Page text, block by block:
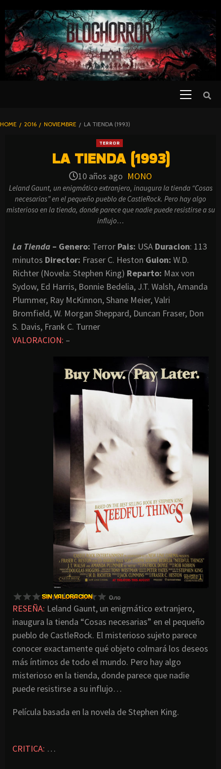
TO
CONTENT
BLOGHORROR
HOME 2016 NOVIEMBRE LA TIENDA (1993)
TERROR
LA TIENDA (1993)
10 años ago MONO
Leland Gaunt, un enigmático extranjero, inaugura la tienda “Cosas
necesarias” en el pequeño pueblo de CastleRock. Pero hay algo
misterioso en la tienda, donde parece que nadie puede resistirse a su
influjo…
La Tienda – Genero: Terror Pais: USA Duracion: 113
minutos Director: Fraser C. Heston Guion: W.D.
Richter (Novela: Stephen King) Reparto: Max von
Sydow, Ed Harris, Bonnie Bedelia, J.T. Walsh, Amanda
Plummer, Ray McKinnon, Shane Meier, Valri
Bromfield, W. Morgan Sheppard, Duncan Fraser, Don
S. Davis, Frank C. Turner
VALORACION: –
RESEÑA: Leland Gaunt, un enigmático extranjero,
inaugura la tienda “Cosas necesarias” en el pequeño
pueblo de CastleRock. El misterioso sujeto parece
conocer exactamente qué objeto colmará los deseos
más íntimos de todo el mundo. Pero hay algo
misterioso en la tienda, donde parece que nadie
puede resistirse a su influjo…
Película basada en la novela de Stephen King.
CRITICA: …